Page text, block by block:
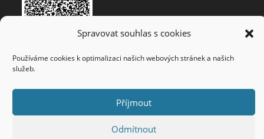
Spravovat souhlas s cookies
Používáme cookies k optimalizaci našich webových stránek a našich
služeb.
Příjmout
Odmítnout
WebyOdHonzy